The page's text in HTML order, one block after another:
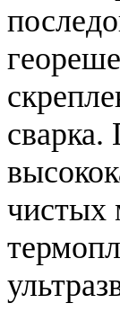
чистых